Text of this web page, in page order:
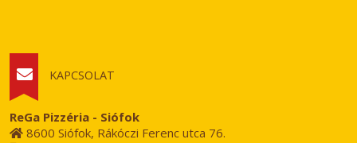
KAPCSOLAT
ReGa Pizzéria - Siófok
8600 Siófok, Rákóczi Ferenc utca 76.